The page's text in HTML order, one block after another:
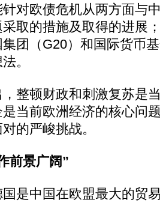
对欧债危机从两方面与
取的措施及取得的进展
团（G20）和国际货币
。
顿财政和刺激复苏是
当前欧洲经济的核心问
的严峻挑战。
前景广阔”
中国在欧盟最大的贸